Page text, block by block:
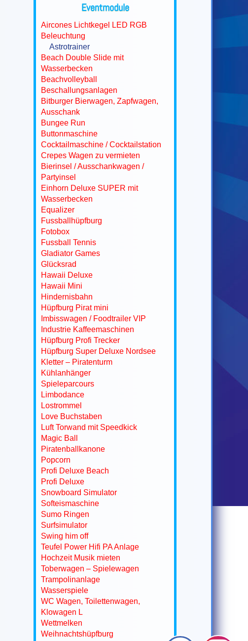
Eventmodule
Aircones Lichtkegel LED RGB
Beleuchtung
Astrotrainer
Beach Double Slide mit
Wasserbecken
Beachvolleyball
Beschallungsanlagen
Bitburger Bierwagen, Zapfwagen,
Ausschank
Bungee Run
Buttonmaschine
Cocktailmaschine / Cocktailstation
Crepes Wagen zu vermieten
Bierinsel / Ausschankwagen /
Partyinsel
Einhorn Deluxe SUPER mit
Wasserbecken
Equalizer
Fussballhüpfburg
Fotobox
Fussball Tennis
Gladiator Games
Glücksrad
Hawaii Deluxe
Hawaii Mini
Hindernisbahn
Hüpfburg Pirat mini
Imbisswagen / Foodtrailer VIP
Industrie Kaffeemaschinen
Hüpfburg Profi Trecker
Hüpfburg Super Deluxe Nordsee
Kletter – Piratenturm
Kühlanhänger
Spieleparcours
Limbodance
Lostrommel
Love Buchstaben
Luft Torwand mit Speedkick
Magic Ball
Piratenballkanone
Popcorn
Profi Deluxe Beach
Profi Deluxe
Snowboard Simulator
Softeismaschine
Sumo Ringen
Surfsimulator
Swing him off
Teufel Power Hifi PA Anlage
Hochzeit Musik mieten
Toberwagen – Spielewagen
Trampolinanlage
Wasserspiele
WC Wagen, Toilettenwagen,
Klowagen L
Wettmelken
Weihnachtshüpfburg